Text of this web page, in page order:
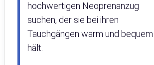
hochwertigen Neoprenanzug
suchen, der sie bei ihren
Tauchgängen warm und bequem
hält.